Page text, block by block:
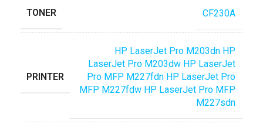
TONER CF230A
PRINTER
HP LaserJet Pro M203dn HP
LaserJet Pro M203dw HP LaserJet
Pro MFP M227fdn HP LaserJet Pro
MFP M227fdw HP LaserJet Pro MFP
M227sdn